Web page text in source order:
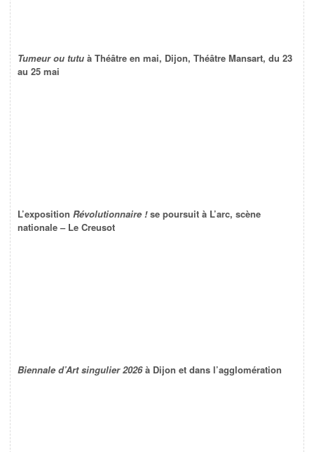
Tumeur ou tutu à Théâtre en mai, Dijon, Théâtre Mansart, du 23
au 25 mai
L’exposition Révolutionnaire !se poursuit à L’arc, scène
nationale – Le Creusot
Biennale d’Art singulier 2026à Dijon et dans l’agglomération